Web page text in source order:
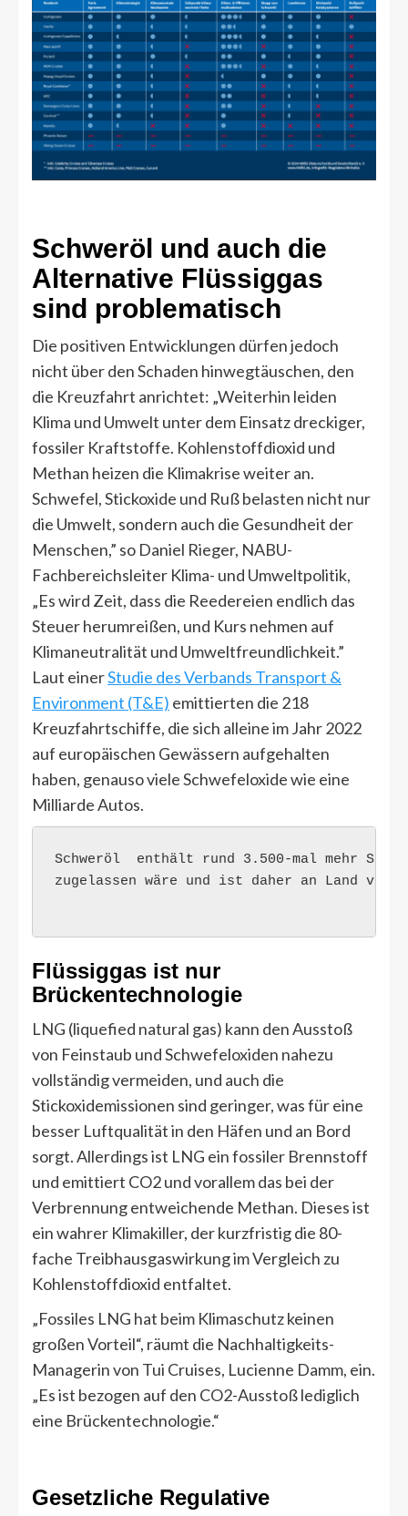
Schweröl und auch die
Alternative Flüssiggas
sind problematisch
Die positiven Entwicklungen dürfen jedoch
nicht über den Schaden hinwegtäuschen, den
die Kreuzfahrt anrichtet: „Weiterhin leiden
Klima und Umwelt unter dem Einsatz dreckiger,
fossiler Kraftstoffe. Kohlenstoffdioxid und
Methan heizen die Klimakrise weiter an.
Schwefel, Stickoxide und Ruß belasten nicht nur
die Umwelt, sondern auch die Gesundheit der
Menschen,” so Daniel Rieger, NABU-
Fachbereichsleiter Klima- und Umweltpolitik,
„Es wird Zeit, dass die Reedereien endlich das
Steuer herumreißen, und Kurs nehmen auf
Klimaneutralität und Umweltfreundlichkeit.”
Laut einerStudie des Verbands Transport &
Environment (T&E) emittierten die 218
Kreuzfahrtschiffe, die sich alleine im Jahr 2022
auf europäischen Gewässern aufgehalten
haben, genauso viele Schwefeloxide wie eine
Milliarde Autos.
Schweröl  enthält rund 3.500-mal mehr
zugelassen wäre und ist daher an Land
Flüssiggas ist nur
Brückentechnologie
LNG (liquefied natural gas) kann den Ausstoß
von Feinstaub und Schwefeloxiden nahezu
vollständig vermeiden, und auch die
Stickoxidemissionen sind geringer, was für eine
besser Luftqualität in den Häfen und an Bord
sorgt. Allerdings ist LNG ein fossiler Brennstoff
und emittiert CO2 und vorallem das bei der
Verbrennung entweichende Methan. Dieses ist
ein wahrer Klimakiller, der kurzfristig die 80-
fache Treibhausgaswirkung im Vergleich zu
Kohlenstoffdioxid entfaltet.
„Fossiles LNG hat beim Klimaschutz keinen
großen Vorteil“, räumt die Nachhaltigkeits-
Managerin von Tui Cruises, Lucienne Damm, ein.
„Es ist bezogen auf den CO2-Ausstoß lediglich
eine Brückentechnologie.“
Gesetzliche Regulative